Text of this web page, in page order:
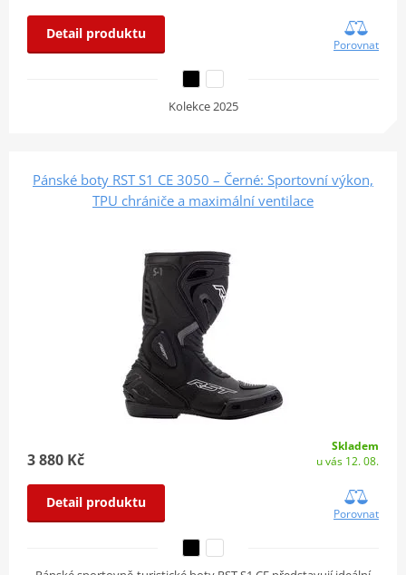
Detail produktu
Porovnat
Kolekce 2025
Pánské boty RST S1 CE 3050 – Černé: Sportovní výkon,
TPU chrániče a maximální ventilace
3 880 Kč
Skladem
u vás 12. 08.
Detail produktu
Porovnat